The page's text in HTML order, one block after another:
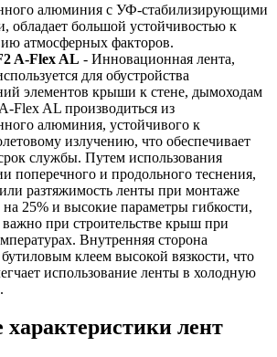
алюминия с УФ-стабилизирующими
обладает большой устойчивостью к
атмосферных факторов.
A-Flex AL - Инновационная лента,
для обустройства
элементов крыши к стене, дымоходам
Flex AL производиться из
алюминия, устойчивого к
излучению, что обеспечивает
службы. Путем использования
поперечного и продольного теснения,
разтяжимость ленты при монтаже
на 25% и высокие параметры гибкости,
важно при строительстве крыш при
Внутренняя сторона
клеем высокой вязкости, что
использование ленты в холодную
характеристики лент